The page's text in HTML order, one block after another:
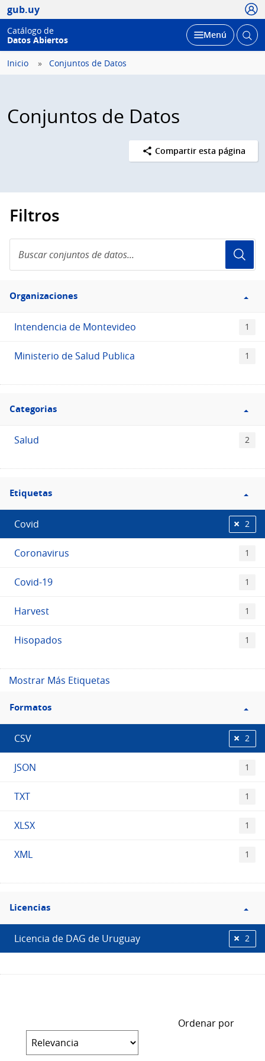
gub.uy
Catálogo de
Datos Abiertos
Desplegar
Menú Abrir
Inicio Conjuntos de Datos
Conjuntos de Datos
Compartir esta página
Filtros
conjuntos
de
Filtro
Organizaciones
Organizaciones
Intendencia de Montevideo 1
Ministerio de Salud Publica 1
Filtro
Categorias
Categorias
Salud 2
Filtro
Etiquetas
Etiquetas
Covid 2
Coronavirus 1
Covid-19 1
Harvest 1
Hisopados 1
Mostrar Más Etiquetas
Filtro
Formatos
Formatos
CSV 2
JSON 1
TXT 1
XLSX 1
XML 1
Filtro
Licencias
Licencias
Licencia de DAG de Uruguay 2
Ordenar por